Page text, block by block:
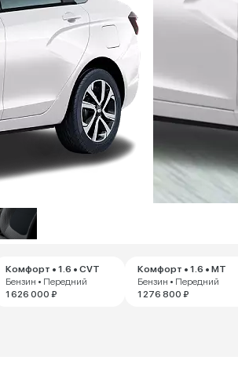
Комфорт • 1.6 • CVT
Бензин • Передний
1 626 000 ₽
Комфорт • 1.6 • MT
Бензин • Передний
1 276 800 ₽